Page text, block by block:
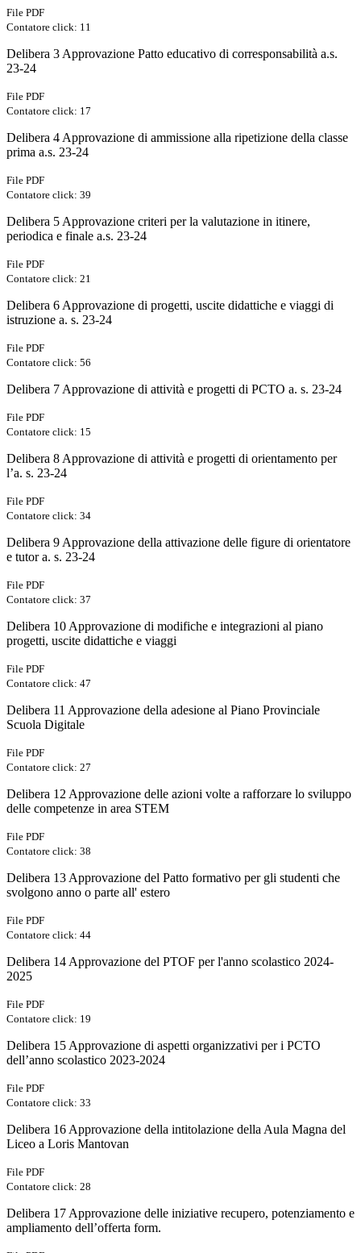
File PDF
Contatore click: 11
Delibera 3 Approvazione Patto educativo di corresponsabilità a.s.
23-24
File PDF
Contatore click: 17
Delibera 4 Approvazione di ammissione alla ripetizione della classe
prima a.s. 23-24
File PDF
Contatore click: 39
Delibera 5 Approvazione criteri per la valutazione in itinere,
periodica e finale a.s. 23-24
File PDF
Contatore click: 21
Delibera 6 Approvazione di progetti, uscite didattiche e viaggi di
istruzione a. s. 23-24
File PDF
Contatore click: 56
Delibera 7 Approvazione di attività e progetti di PCTO a. s. 23-24
File PDF
Contatore click: 15
Delibera 8 Approvazione di attività e progetti di orientamento per
l’a. s. 23-24
File PDF
Contatore click: 34
Delibera 9 Approvazione della attivazione delle figure di orientatore
e tutor a. s. 23-24
File PDF
Contatore click: 37
Delibera 10 Approvazione di modifiche e integrazioni al piano
progetti, uscite didattiche e viaggi
File PDF
Contatore click: 47
Delibera 11 Approvazione della adesione al Piano Provinciale
Scuola Digitale
File PDF
Contatore click: 27
Delibera 12 Approvazione delle azioni volte a rafforzare lo sviluppo
delle competenze in area STEM
File PDF
Contatore click: 38
Delibera 13 Approvazione del Patto formativo per gli studenti che
svolgono anno o parte all' estero
File PDF
Contatore click: 44
Delibera 14 Approvazione del PTOF per l'anno scolastico 2024-
2025
File PDF
Contatore click: 19
Delibera 15 Approvazione di aspetti organizzativi per i PCTO
dell’anno scolastico 2023-2024
File PDF
Contatore click: 33
Delibera 16 Approvazione della intitolazione della Aula Magna del
Liceo a Loris Mantovan
File PDF
Contatore click: 28
Delibera 17 Approvazione delle iniziative recupero, potenziamento e
ampliamento dell’offerta form.